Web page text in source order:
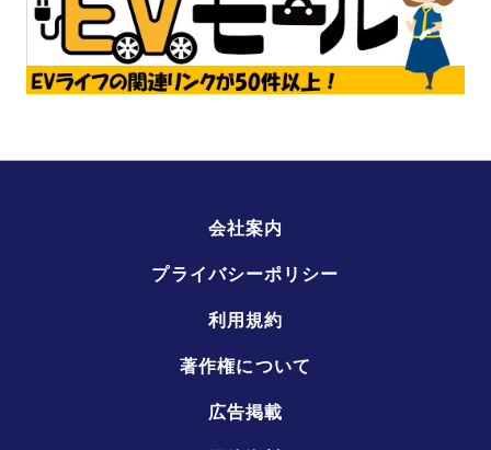
会社案内
プライバシーポリシー
利用規約
著作権について
広告掲載